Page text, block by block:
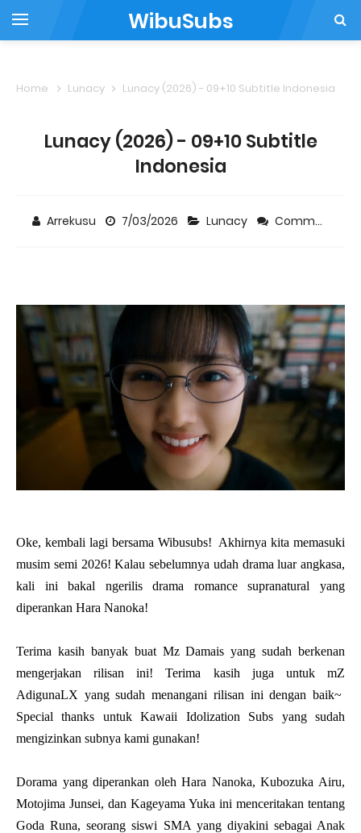
WibuSubs
Home Lunacy Lunacy (2026) - 09+10 Subtitle Indonesia
Lunacy (2026) - 09+10 Subtitle
Indonesia
Arrekusu 7/03/2026 Lunacy Comment
Oke, kembali lagi bersama Wibusubs! Akhirnya kita memasuki
musim semi 2026! Kalau sebelumnya udah drama luar angkasa,
kali ini bakal ngerilis drama romance supranatural yang
diperankan Hara Nanoka!
Terima kasih banyak buat Mz Damais yang sudah berkenan
mengerjakan rilisan ini! Terima kasih juga untuk mZ
AdigunaLX yang sudah menangani rilisan ini dengan baik~
Special thanks untuk Kawaii Idolization Subs yang sudah
mengizinkan subnya kami gunakan!
Dorama yang diperankan oleh Hara Nanoka, Kubozuka Airu,
Motojima Junsei, dan Kageyama Yuka ini menceritakan tentang
Goda Runa, seorang siswi SMA yang diyakini sebagai Anak